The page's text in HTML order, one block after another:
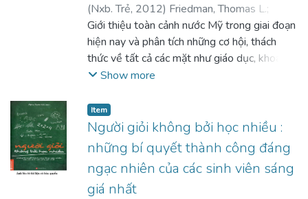
(Nxb. Trẻ, 2012) Friedman, Thomas L.;
Mandelbaum, Michael;Nguyễn, Hằng (dịch)
Giới thiệu toàn cảnh nước Mỹ trong giai đoạn
hiện nay và phân tích những cơ hội, thách
thức về tất cả các mặt như giáo dục, khoa
học, chính trị... để giành lại vị thế bá chủ thế
Show more
Item
Người giỏi không bởi học nhiều :
những bí quyết thành công đáng
ngạc nhiên của các sinh viên sáng
giá nhất